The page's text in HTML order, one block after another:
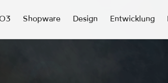
Shopware Design Entwicklung